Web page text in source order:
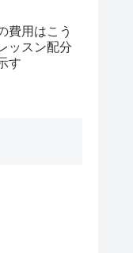
費用はこう
ッスン配分
す